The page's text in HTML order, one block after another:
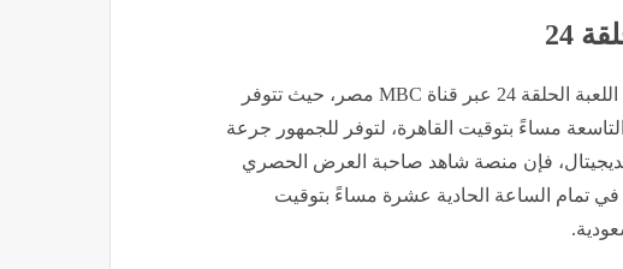
24
للباحثين عن المتعة والضحك، يتم عرض مسلسل اللعبة الحلقة 24 عبر قناة MBC مصر، حيث تتوفر
مساءً بتوقيت القاهرة، لتوفر للجمهور جرعة
الديجيتال، فإن منصة شاهد صاحبة العرض الحصري
في تمام الساعة الحادية عشرة مساءً بتوقيت